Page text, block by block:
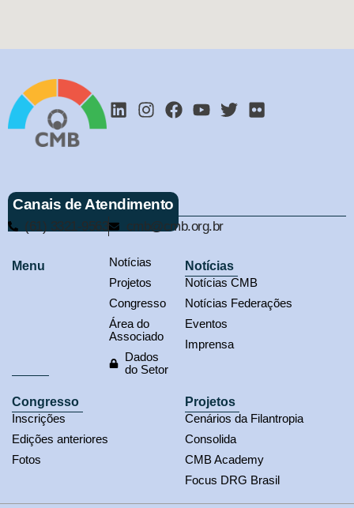
Canais de Atendimento
(61) 3321-9563 cmb@cmb.org.br
Menu
Notícias
Projetos
Congresso
Área do
Associado
Dados
do Setor
Notícias
Notícias CMB
Notícias Federações
Eventos
Imprensa
Congresso
Inscrições
Edições anteriores
Fotos
Projetos
Cenários da Filantropia
Consolida
CMB Academy
Focus DRG Brasil